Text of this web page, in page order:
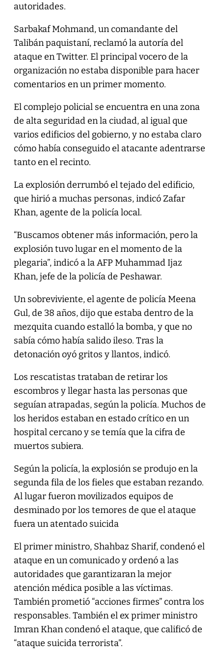
autoridades.
Sarbakaf Mohmand, un comandante del
Talibán paquistaní, reclamó la autoría del
ataque en Twitter. El principal vocero de la
organización no estaba disponible para hacer
comentarios en un primer momento.
El complejo policial se encuentra en una zona
de alta seguridad en la ciudad, al igual que
varios edificios del gobierno, y no estaba claro
cómo había conseguido el atacante adentrarse
tanto en el recinto.
La explosión derrumbó el tejado del edificio,
que hirió a muchas personas, indicó Zafar
Khan, agente de la policía local.
“Buscamos obtener más información, pero la
explosión tuvo lugar en el momento de la
plegaria”, indicó a la AFP Muhammad Ijaz
Khan, jefe de la policía de Peshawar.
Un sobreviviente, el agente de policía Meena
Gul, de 38 años, dijo que estaba dentro de la
mezquita cuando estalló la bomba, y que no
sabía cómo había salido ileso. Tras la
detonación oyó gritos y llantos, indicó.
Los rescatistas trataban de retirar los
escombros y llegar hasta las personas que
seguían atrapadas, según la policía. Muchos de
los heridos estaban en estado crítico en un
hospital cercano y se temía que la cifra de
muertos subiera.
Según la policía, la explosión se produjo en la
segunda fila de los fieles que estaban rezando.
Al lugar fueron movilizados equipos de
desminado por los temores de que el ataque
fuera un atentado suicida
El primer ministro, Shahbaz Sharif, condenó el
ataque en un comunicado y ordenó a las
autoridades que garantizaran la mejor
atención médica posible a las víctimas.
También prometió “acciones firmes” contra los
responsables. También el ex primer ministro
Imran Khan condenó el ataque, que calificó de
“ataque suicida terrorista”.